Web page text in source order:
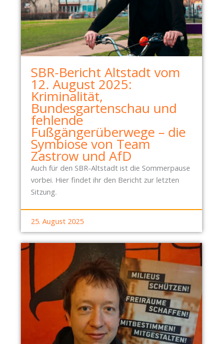
K
R
A
N
N
H
A
U
-
B
Ü
R
G
R
E
N
T
C
H
I
D
SBR-Bericht Altstadt vom
12. August 2025:
Kriminalität,
Bundesgartenschau und
fehlende
Fußgängerüberwege – die
Symbiose von Team
Zastrow und AfD
Auch für den SBR-Altstadt ist die Sommerpause
vorbei. Hier findet ihr den Bericht zur letzten
Sitzung.
25. August 2025